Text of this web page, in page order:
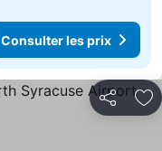
Consulter les prix
Partager